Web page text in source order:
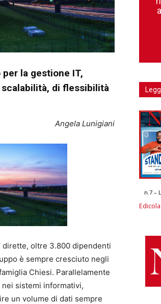
la gestione IT,
di flessibilità
Angela Lunigiani
oltre 3.800 dipendenti
è sempre cresciuto negli
Chiesi. Parallelamente
sistemi informativi,
un volume di dati sempre
n.7 –